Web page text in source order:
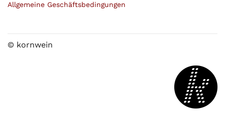
Allgemeine Geschäftsbedingungen
© kornwein